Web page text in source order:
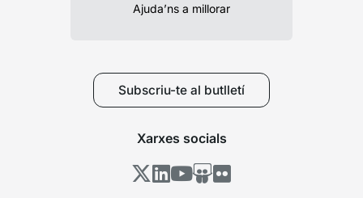
Ajuda’ns a millorar
Subscriu-te al butlletí
Xarxes socials